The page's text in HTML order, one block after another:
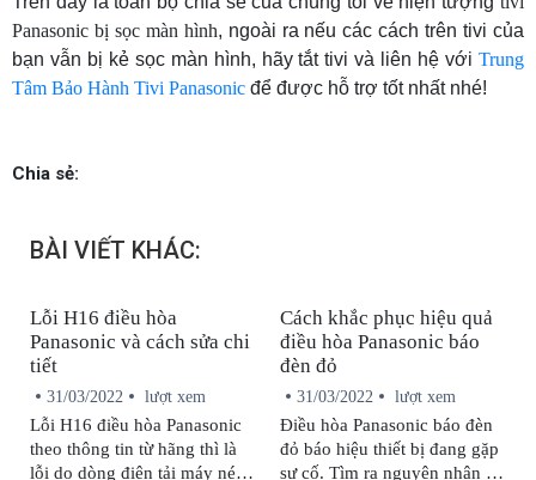
Panasonic bị sọc màn hình, ngoài ra nếu các cách trên tivi của
bạn vẫn bị kẻ sọc màn hình, hãy tắt tivi và liên hệ với Trung
Tâm Bảo Hành Tivi Panasonic để được hỗ trợ tốt nhất nhé!
Chia sẻ:
BÀI VIẾT KHÁC:
Lỗi H16 điều hòa
Panasonic và cách sửa chi
tiết
31/03/2022
lượt xem
Lỗi H16 điều hòa Panasonic
theo thông tin từ hãng thì là
lỗi do dòng điện tải máy nén
Cách khắc phục hiệu quả
điều hòa Panasonic báo
đèn đỏ
31/03/2022
lượt xem
Điều hòa Panasonic báo đèn
đỏ báo hiệu thiết bị đang gặp
sự cố. Tìm ra nguyên nhân sẽ